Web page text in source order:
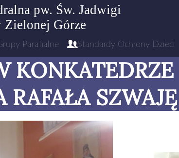
pw. Św. Jadwigi
Zielonej Górze
Parafialne Standardy Ochrony Dzieci
RAFAŁA SZWAJĘ